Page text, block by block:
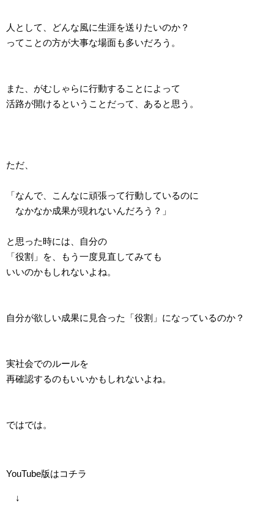
人として、どんな風に生涯を送りたいのか？
ってことの方が大事な場面も多いだろう。
また、がむしゃらに行動することによって
活路が開けるということだって、あると思う。
ただ、
「なんで、こんなに頑張って行動しているのに
なかなか成果が現れないんだろう？」
と思った時には、自分の
「役割」を、もう一度見直してみても
いいのかもしれないよね。
自分が欲しい成果に見合った「役割」になっているのか？
実社会でのルールを
再確認するのもいいかもしれないよね。
ではでは。
YouTube版はコチラ
↓